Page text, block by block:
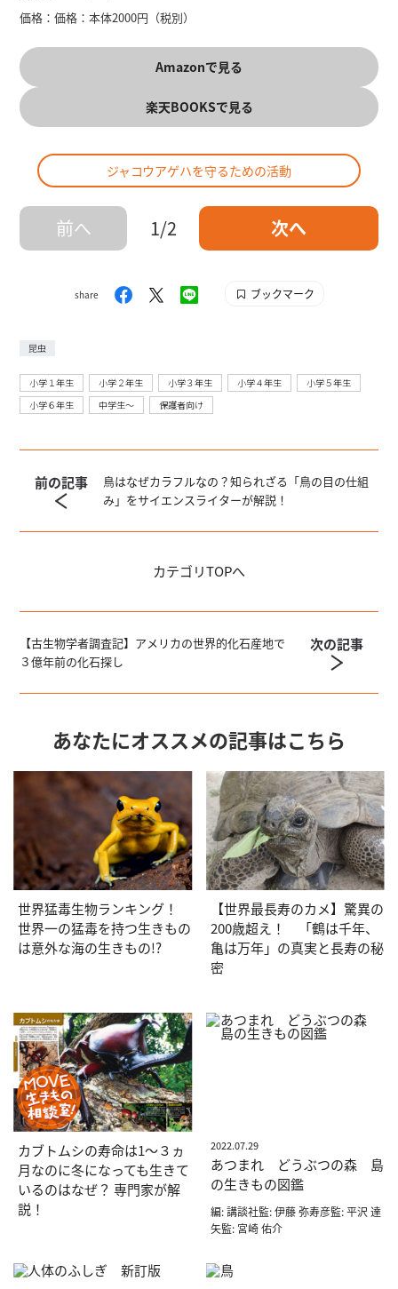
価格：価格：本体2000円（税別）
Amazonで見る
楽天BOOKSで見る
ジャコウアゲハを守るための活動
前へ 1/2 次へ
share ブックマーク
昆虫
小学１年生 小学２年生 小学３年生 小学４年生
小学５年生
小学６年生
中学生〜 保護者向け
前の記事
鳥はなぜカラフルなの？知られざる「鳥の目の仕組
み」をサイエンスライターが解説！
カテゴリTOPへ
【古生物学者調査記】アメリカの世界的化石産地で
３億年前の化石探し
次の記事
あなたにオススメの記事はこちら
世界猛毒生物ランキング！
世界一の猛毒を持つ生きもの
は意外な海の生きもの!?
【世界最長寿のカメ】驚異の
200歳超え！ 「鶴は千年、
亀は万年」の真実と長寿の秘
密
カブトムシの寿命は1〜３ヵ
月なのに冬になっても生きて
いるのはなぜ？ 専門家が解
説！
2022.07.29
あつまれ どうぶつの森 島
の生きもの図鑑
編: 講談社監: 伊藤 弥寿彦監: 平沢 達
矢監: 宮崎 佑介